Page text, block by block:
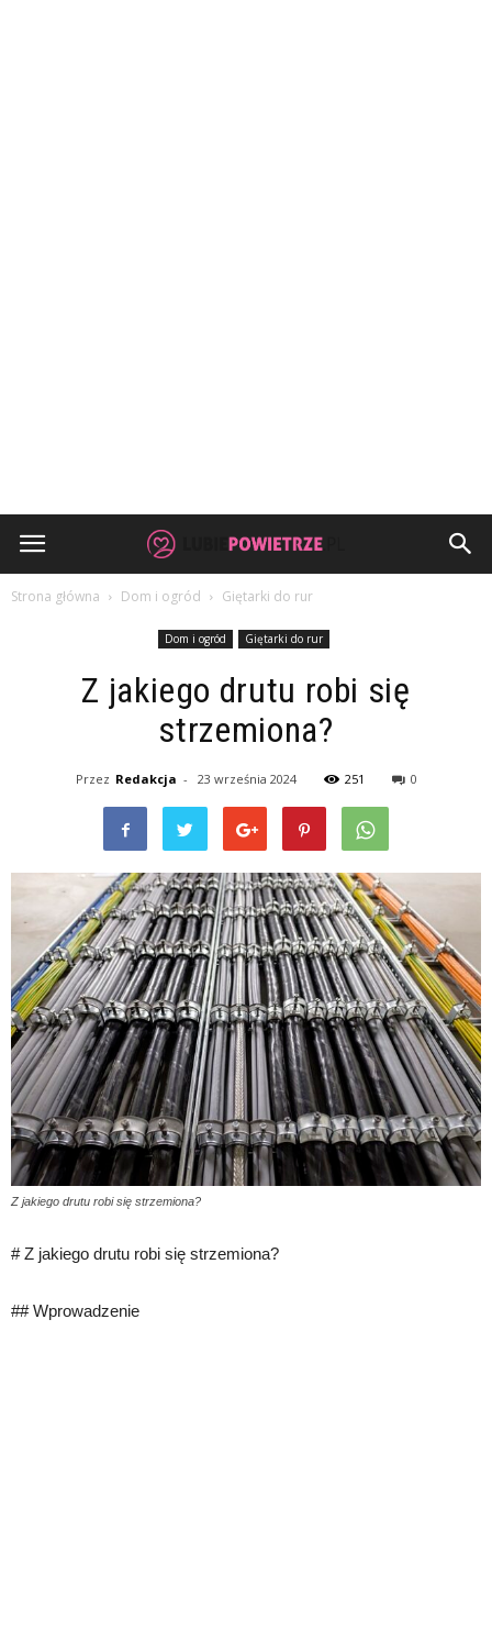
Strona główna Dom i ogród Giętarki do rur
Dom i ogród Giętarki do rur
Z jakiego drutu robi się
strzemiona?
Przez Redakcja - 23 września 2024 251 0
Z jakiego drutu robi się strzemiona?
# Z jakiego drutu robi się strzemiona?
## Wprowadzenie